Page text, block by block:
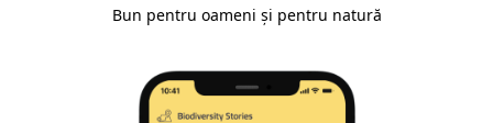
Bun pentru oameni și pentru natură